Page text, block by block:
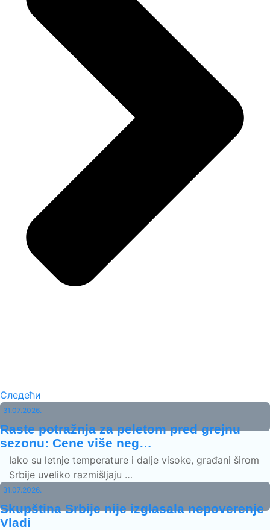
Следећи
31.07.2026.
Raste potražnja za peletom pred grejnu
sezonu: Cene više neg…
Iako su letnje temperature i dalje visoke, građani širom
Srbije uveliko razmišljaju …
31.07.2026.
Skupština Srbije nije izglasala nepoverenje
Vladi